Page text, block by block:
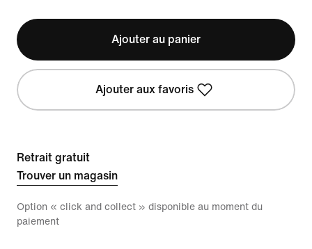
Ajouter au panier
Ajouter aux favoris
Retrait gratuit
Trouver un magasin
Option « click and collect » disponible au moment du
paiement